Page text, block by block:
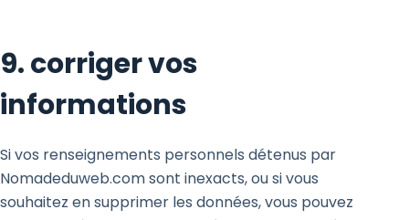
9. corriger vos
informations
Si vos renseignements personnels détenus par
Nomadeduweb.com sont inexacts, ou si vous
souhaitez en supprimer les données, vous pouvez